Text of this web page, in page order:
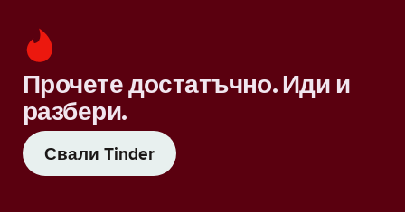
Прочете достатъчно. Иди и
разбери.
Свали Tinder